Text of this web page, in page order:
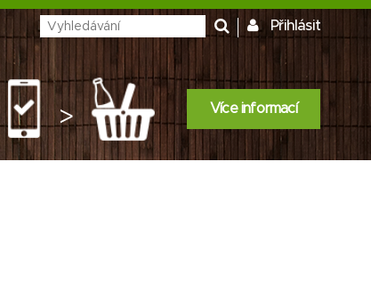
Přihlásit
> Více informací